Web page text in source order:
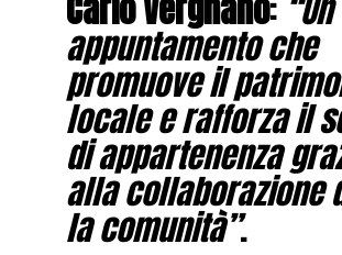
Carlo Vergnano: “Un
appuntamento che
promuove il
locale e rafforza il
di appartenenza
alla collaborazione
la comunità”.